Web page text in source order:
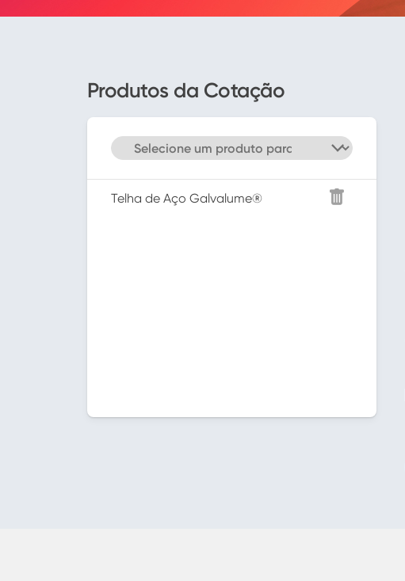
Produtos da Cotação
Telha de Aço Galvalume®